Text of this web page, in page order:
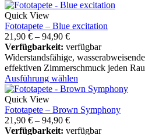
Quick View
Fototapete – Blue excitation
21,90 € – 94,90 €
Verfügbarkeit: verfügbar
Widerstandsfähige,
effektiven Zimmerschmuck jeden
Ausführung wählen
Quick View
Fototapete – Brown Symphony
21,90 € – 94,90 €
Verfügbarkeit: verfügbar